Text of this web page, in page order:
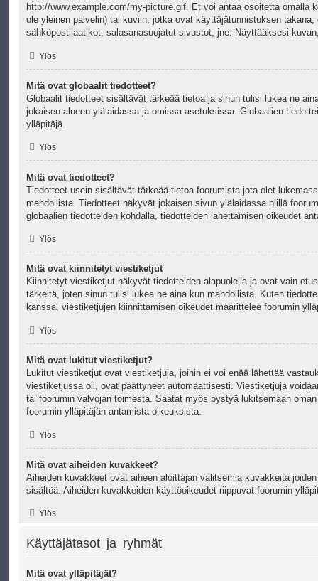
http://www.example.com/my-picture.gif. Et voi antaa osoitetta omalla
ole yleinen palvelin) tai kuviin, jotka ovat käyttäjätunnistuksen
sähköpostilaatikot, salasanasuojatut sivustot, jne. Näyttääksesi
Ylös
Mitä ovat globaalit tiedotteet?
Globaalit tiedotteet sisältävät tärkeää tietoa ja sinun tulisi lukea ne
jokaisen alueen ylälaidassa ja omissa asetuksissa. Globaalien
ylläpitäjä.
Ylös
Mitä ovat tiedotteet?
Tiedotteet usein sisältävät tärkeää tietoa foorumista jota olet
mahdollista. Tiedotteet näkyvät jokaisen sivun ylälaidassa niillä
globaalien tiedotteiden kohdalla, tiedotteiden lähettämisen oikeudet
Ylös
Mitä ovat kiinnitetyt viestiketjut
Kiinnitetyt viestiketjut näkyvät tiedotteiden alapuolella ja ovat vain
tärkeitä, joten sinun tulisi lukea ne aina kun mahdollista. Kuten
kanssa, viestiketjujen kiinnittämisen oikeudet määrittelee foorumin
Ylös
Mitä ovat lukitut viestiketjut?
Lukitut viestiketjut ovat viestiketjuja, joihin ei voi enää lähettää
viestiketjussa oli, ovat päättyneet automaattisesti. Viestiketjuja
tai foorumin valvojan toimesta. Saatat myös pystyä lukitsemaan
foorumin ylläpitäjän antamista oikeuksista.
Ylös
Mitä ovat aiheiden kuvakkeet?
Aiheiden kuvakkeet ovat aiheen aloittajan valitsemia kuvakkeita
sisältöä. Aiheiden kuvakkeiden käyttöoikeudet riippuvat foorumin
Ylös
Käyttäjätasot ja ryhmät
Mitä ovat ylläpitäjät?